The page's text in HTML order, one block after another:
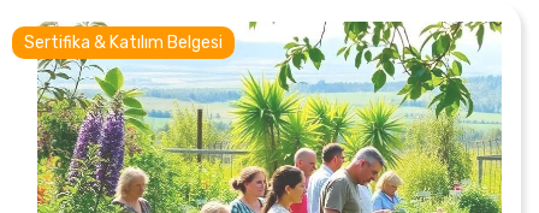
Sertifika & Katılım Belgesi